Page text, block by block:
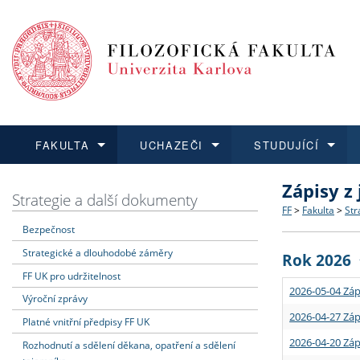
FAKULTA
Dozvědět se více
Struktura
Strategie
Podpora
UCHAZEČI
Podat přihlášku
Co
Učitelské
STUDUJÍCÍ
Dozvědět se více
Rigorózní
Dozvědět se více
O vědě a
Granty a
Dozvědět se více
Aktuální
Strategie a další dokumenty
Bezpečnost
Strategické a dlouhodobé záměry
FF UK pro udržitelnost
Výroční zprávy
Platné vnitřní předpisy FF UK
Rozhodnutí a sdělení děkana, opatření a sdělení
Zápisy
FF > Fakulta >
Rok 2026
2026-05-04
2026-04-27
2026-04-20